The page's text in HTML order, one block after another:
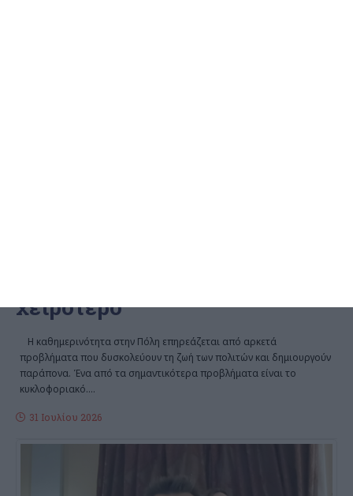
χειρότερο
Η καθημερινότητα στην Πόλη επηρεάζεται από αρκετά
προβλήματα που δυσκολεύουν τη ζωή των πολιτών και δημιουργούν
παράπονα. Ένα από τα σημαντικότερα προβλήματα είναι το
κυκλοφοριακό.…
31 Ιουλίου 2026